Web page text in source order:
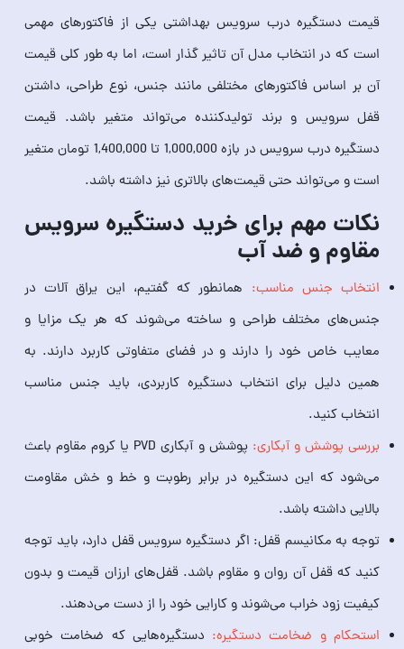
قیمت دستگیره درب سرویس بهداشتی یکی از فاکتورهای مهمی
است که در انتخاب مدل آن تاثیر گذار است، اما به طور کلی قیمت
آن بر اساس فاکتورهای مختلفی مانند جنس، نوع طراحی، داشتن
قفل سرویس و برند تولیدکننده می‌تواند متغیر باشد. قیمت
دستگیره درب سرویس در بازه 1,000,000 تا 1,400,000 تومان متغیر
است و می‌تواند حتی قیمت‌های بالاتری نیز داشته باشد.
نکات مهم برای خرید دستگیره سرویس
مقاوم و ضد آب
انتخاب جنس مناسب: همانطور که گفتیم، این یراق آلات در
جنس‌های مختلف طراحی و ساخته می‌شوند که هر یک مزایا و
معایب خاص خود را دارند و در فضای متفاوتی کاربرد دارند. به
همین دلیل برای انتخاب دستگیره کاربردی، باید جنس مناسب
انتخاب کنید.
بررسی پوشش و آبکاری:
پوشش و آبکاری PVD یا کروم مقاوم باعث
می‌شود که این دستگیره در برابر رطوبت و خط و خش مقاومت
بالایی داشته باشد.
توجه به مکانیسم قفل: اگر دستگیره سرویس قفل دارد، باید توجه
کنید که قفل آن روان و مقاوم باشد. قفل‌های ارزان قیمت و بدون
کیفیت زود خراب می‌شوند و کارایی خود را از دست می‌دهند.
استحکام و ضخامت دستگیره: دستگیره‌هایی که ضخامت خوبی